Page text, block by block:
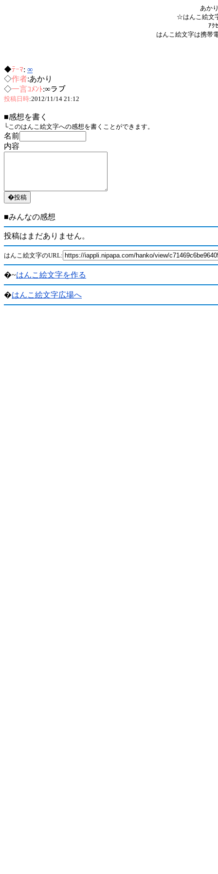
あか
☆はんこ絵文
ｱｸ
はんこ絵文字は携帯
◆ﾃｰﾏ: ∞
◇作者:あかり
◇一言ｺﾒﾝﾄ:∞ラブ
投稿日時:2012/11/14 21:12
■感想を書く
└このはんこ絵文字への感想を書くことができます。
名前
内容
■みんなの感想
投稿はまだありません。
はんこ絵文字のURL:
�~はんこ絵文字を作る
�はんこ絵文字広場へ